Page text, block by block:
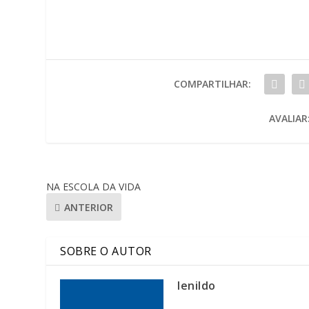
COMPARTILHAR:
AVALIAR:
NA ESCOLA DA VIDA
ANTERIOR
SOBRE O AUTOR
lenildo